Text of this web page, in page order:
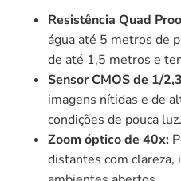
Resistência Quad
água até 5 metros de
de até 1,5 metros e
Sensor CMOS de 1/
imagens nítidas e de
condições de pouca luz.
Zoom óptico de 40x:
distantes com clareza,